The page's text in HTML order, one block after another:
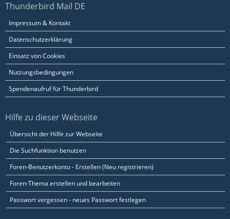
Thunderbird Mail DE
Impressum & Kontakt
Datenschutzerklärung
Einsatz von Cookies
Nutzungsbedingungen
Spendenaufruf für Thunderbird
Hilfe zu dieser Webseite
Übersicht der Hilfe zur Webseite
Die Suchfunktion benutzen
Foren-Benutzerkonto - Erstellen (Neu registrieren)
Foren-Thema erstellen und bearbeiten
Passwort vergessen - neues Passwort festlegen